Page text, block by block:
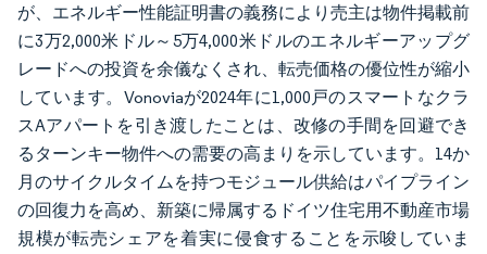
が、エネルギー性能証明書の義務により売主は物件掲載前
に3万2,000米ドル～5万4,000米ドルのエネルギーアップグ
レードへの投資を余儀なくされ、転売価格の優位性が縮小
しています。Vonoviaが2024年に1,000戸のスマートなクラ
スAアパートを引き渡したことは、改修の手間を回避でき
るターンキー物件への需要の高まりを示しています。14か
月のサイクルタイムを持つモジュール供給はパイプライン
の回復力を高め、新築に帰属するドイツ住宅用不動産市場
規模が転売シェアを着実に侵食することを示唆していま